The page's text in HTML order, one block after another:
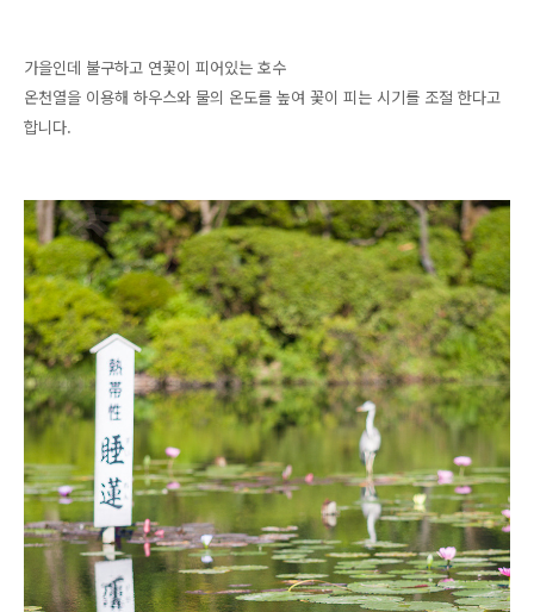
가을인데 불구하고 연꽃이 피어있는 호수
온천열을 이용해 하우스와 물의 온도를 높여 꽃이 피는 시기를 조절 한다고
합니다.